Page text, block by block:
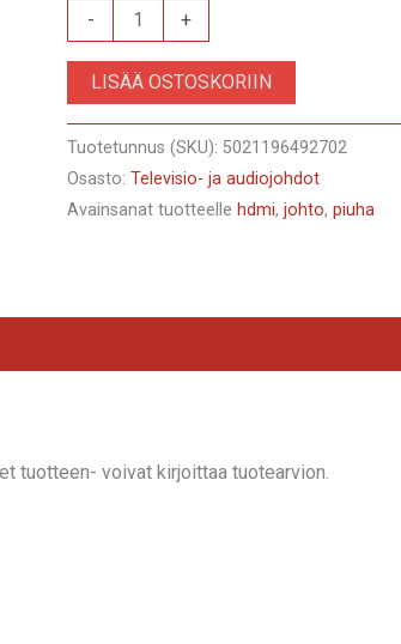
-
HDMI
Johto
10
m
määrä
+
LISÄÄ OSTOSKORIIN
Tuotetunnus (SKU):5021196492702
Osasto:Televisio- ja audiojohdot
Avainsanat tuotteelle hdmi,johto,piuha
tuotteen- voivat kirjoittaa tuotearvion.